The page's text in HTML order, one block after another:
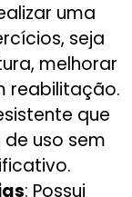
uma
seja
melhorar
reabilitação.
que
uso sem
: Possui